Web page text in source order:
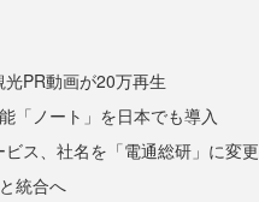
PR動画が20万再生
「ノート」を日本でも導入
ス、社名を「電通総研」に変更
統合へ